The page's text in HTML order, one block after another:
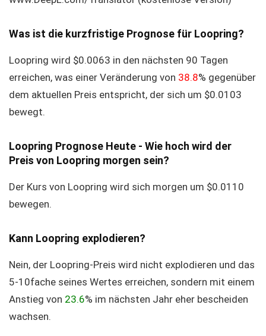
Was ist die kurzfristige Prognose für Loopring?
Loopring wird $0.0063 in den nächsten 90 Tagen
erreichen, was einer Veränderung von 38.8% gegenüber
dem aktuellen Preis entspricht, der sich um $0.0103
bewegt.
Loopring Prognose Heute - Wie hoch wird der
Preis von Loopring morgen sein?
Der Kurs von Loopring wird sich morgen um $0.0110
bewegen.
Kann Loopring explodieren?
Nein, der Loopring-Preis wird nicht explodieren und das
5-10fache seines Wertes erreichen, sondern mit einem
Anstieg von 23.6% im nächsten Jahr eher bescheiden
wachsen.